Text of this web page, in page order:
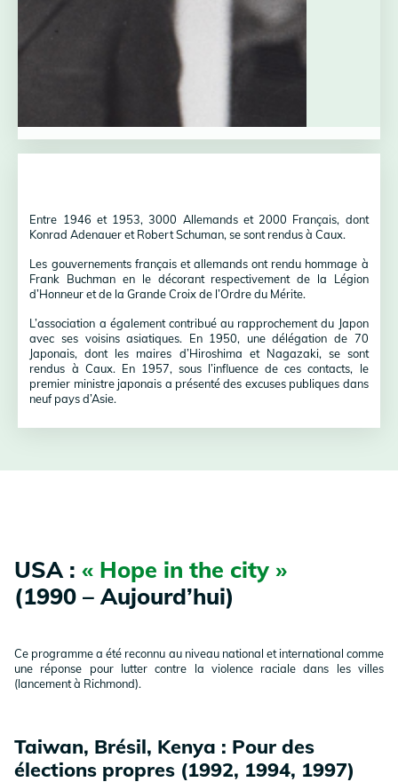
Entre 1946 et 1953, 3000 Allemands et 2000 Français, dont
Konrad Adenauer et Robert Schuman, se sont rendus à Caux.
Les gouvernements français et allemands ont rendu hommage à
Frank Buchman en le décorant respectivement de la Légion
d’Honneur et de la Grande Croix de l’Ordre du Mérite.
L’association a également contribué au rapprochement du Japon
avec ses voisins asiatiques. En 1950, une délégation de 70
Japonais, dont les maires d’Hiroshima et Nagazaki, se sont
rendus à Caux. En 1957, sous l’influence de ces contacts, le
premier ministre japonais a présenté des excuses publiques dans
neuf pays d’Asie.
USA : « Hope in the city »
(1990 – Aujourd’hui)
Ce programme a été reconnu au niveau national et international comme
une réponse pour lutter contre la violence raciale dans les villes
(lancement à Richmond).
Taiwan, Brésil, Kenya : Pour des
élections propres (1992, 1994, 1997)